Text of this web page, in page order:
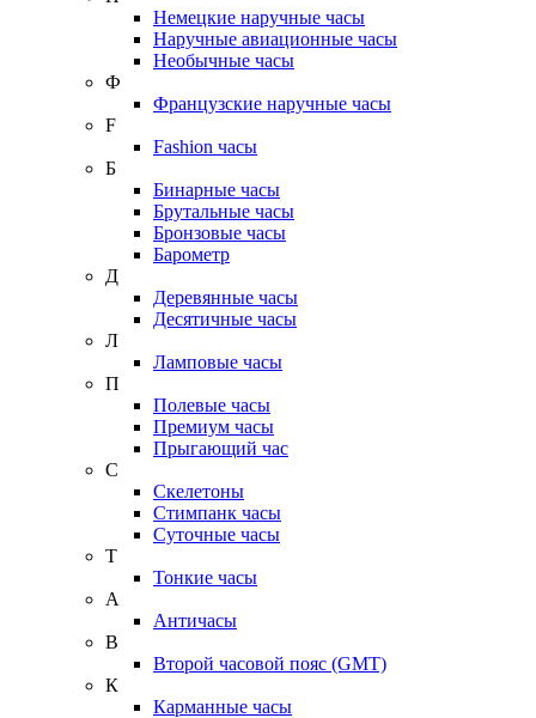
Немецкие наручные часы
Наручные авиационные часы
Необычные часы
Ф
Французские наручные часы
F
Fashion часы
Б
Бинарные часы
Брутальные часы
Бронзовые часы
Барометр
Д
Деревянные часы
Десятичные часы
Л
Ламповые часы
П
Полевые часы
Премиум часы
Прыгающий час
С
Скелетоны
Стимпанк часы
Суточные часы
Т
Тонкие часы
А
Античасы
В
Второй часовой пояс (GMT)
К
Карманные часы